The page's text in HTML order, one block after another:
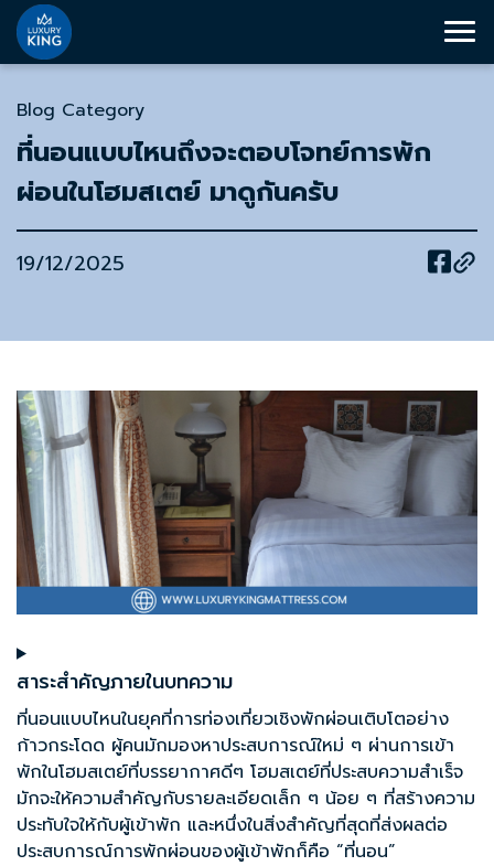
Blog Category
ที่นอนแบบไหนถึงจะตอบโจทย์การพัก
ผ่อนในโฮมสเตย์ มาดูกันครับ
19/12/2025
สาระสำคัญภายในบทความ
ที่นอนแบบไหนในยุคที่การท่องเที่ยวเชิงพักผ่อนเติบโตอย่าง
ก้าวกระโดด ผู้คนมักมองหาประสบการณ์ใหม่ ๆ ผ่านการเข้า
พักในโฮมสเตย์ที่บรรยากาศดีๆ โฮมสเตย์ที่ประสบความสำเร็จ
มักจะให้ความสำคัญกับรายละเอียดเล็ก ๆ น้อย ๆ ที่สร้างความ
ประทับใจให้กับผู้เข้าพัก และหนึ่งในสิ่งสำคัญที่สุดที่ส่งผลต่อ
ประสบการณ์การพักผ่อนของผู้เข้าพักก็คือ “ที่นอน”